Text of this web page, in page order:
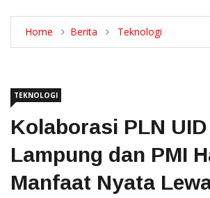
Home Berita Teknologi
TEKNOLOGI
Kolaborasi PLN UID
Lampung dan PMI
Manfaat Nyata